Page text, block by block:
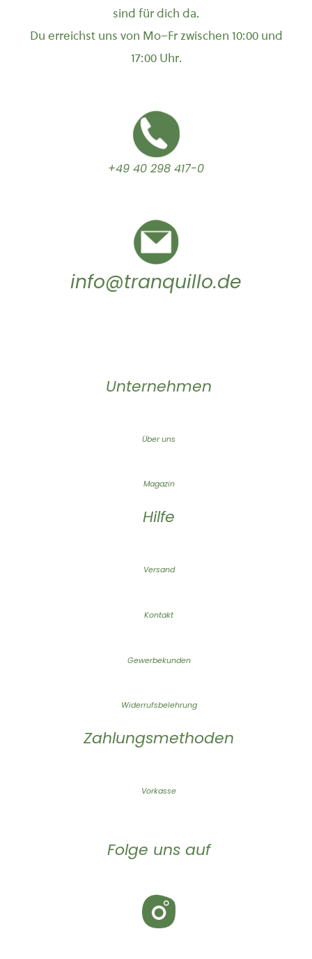
sind für dich da.
Du erreichst uns von Mo–Fr zwischen 10:00 und
17:00 Uhr.
+49 40 298 417-0
info@tranquillo.de
Unternehmen
Über uns
Magazin
Hilfe
Versand
Kontakt
Gewerbekunden
Widerrufsbelehrung
Zahlungsmethoden
Vorkasse
Folge uns auf